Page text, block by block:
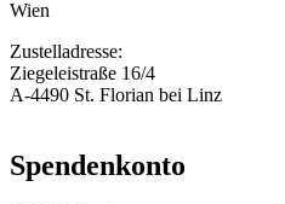
Wien
Zustelladresse:
Ziegeleistraße 16/4
A-4490 St. Florian bei Linz
Spendenkonto